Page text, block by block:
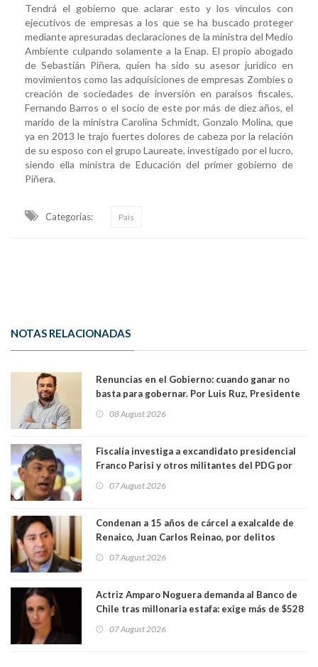
Tendrá el gobierno que aclarar esto y los vínculos con
ejecutivos de empresas a los que se ha buscado proteger
mediante apresuradas declaraciones de la ministra del Medio
Ambiente culpando solamente a la Enap. El propio abogado
de Sebastián Piñera, quien ha sido su asesor jurídico en
movimientos como las adquisiciones de empresas Zombies o
creación de sociedades de inversión en paraísos fiscales,
Fernando Barros o el socio de este por más de diez años, el
marido de la ministra Carolina Schmidt, Gonzalo Molina, que
ya en 2013 le trajo fuertes dolores de cabeza por la relación
de su esposo con el grupo Laureate, investigado por el lucro,
siendo ella ministra de Educación del primer gobierno de
Piñera.
Categorias: País
NOTAS RELACIONADAS
Renuncias en el Gobierno: cuando ganar no
basta para gobernar. Por Luis Ruz, Presidente
08 August 2026
Fiscalía investiga a excandidato presidencial
Franco Parisi y otros militantes del PDG por
07 August 2026
Condenan a 15 años de cárcel a exalcalde de
Renaico, Juan Carlos Reinao, por delitos
07 August 2026
Actriz Amparo Noguera demanda al Banco de
Chile tras millonaria estafa: exige más de $528
07 August 2026